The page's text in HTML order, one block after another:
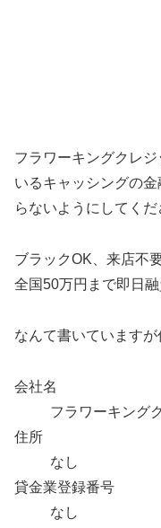
フラワーキングクレ
いるキャッシングの
らないようにしてくだ
ブラックOK、来店不
全国50万円まで即日
なんて書いていますが
会社名
フラワーキング
住所
なし
貸金業登録番号
なし